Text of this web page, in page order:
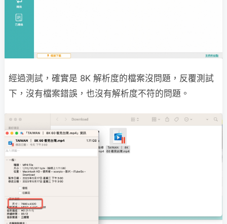
經過測試，確實是 8K 解析度的檔案沒問題，反覆測試
下，沒有檔案錯誤，也沒有解析度不符的問題。